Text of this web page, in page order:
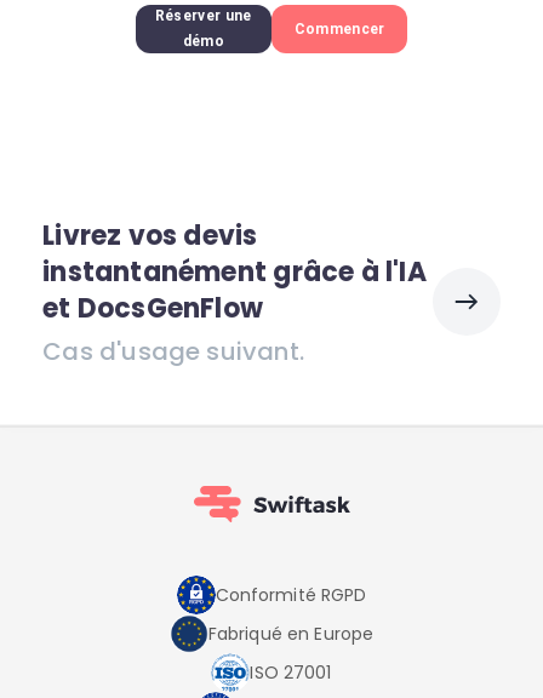
Réserver une
démo
Commencer
Livrez vos devis
instantanément grâce à l'IA
et DocsGenFlow
Cas d'usage suivant.
Conformité RGPD
Fabriqué en Europe
ISO 27001